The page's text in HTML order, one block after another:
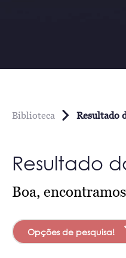
Biblioteca Resultado
Resultado
Boa, encontramos
Opções de pesquisa!